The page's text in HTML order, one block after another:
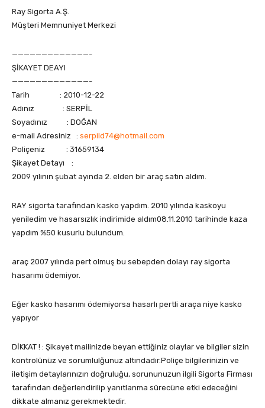
Ray Sigorta A.Ş.
Müşteri Memnuniyet Merkezi
—————————————-
ŞİKAYET DEAYI
—————————————-
Tarih : 2010-12-22
Adınız : SERPİL
Soyadınız : DOĞAN
e-mail Adresiniz : serpild74@hotmail.com
Poliçeniz : 31659134
Şikayet Detayı :
2009 yılının şubat ayında 2. elden bir araç satın aldım.
RAY sigorta tarafından kasko yapdım. 2010 yılında kaskoyu
yeniledim ve hasarsızlık indirimide aldım08.11.2010 tarihinde kaza
yapdım %50 kusurlu bulundum.
araç 2007 yılında pert olmuş bu sebepden dolayı ray sigorta
hasarımı ödemiyor.
Eğer kasko hasarımı ödemiyorsa hasarlı pertli araça niye kasko
yapıyor
DİKKAT ! : Şikayet mailinizde beyan ettiğiniz olaylar ve bilgiler sizin
kontrolünüz ve sorumlulğunuz altındadır.Poliçe bilgilerinizin ve
iletişim detaylarınızın doğruluğu, sorununuzun ilgili Sigorta Firması
tarafından değerlendirilip yanıtlanma sürecüne etki edeceğini
dikkate almanız gerekmektedir.